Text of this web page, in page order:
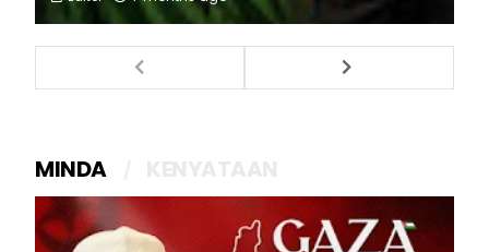
MINDA